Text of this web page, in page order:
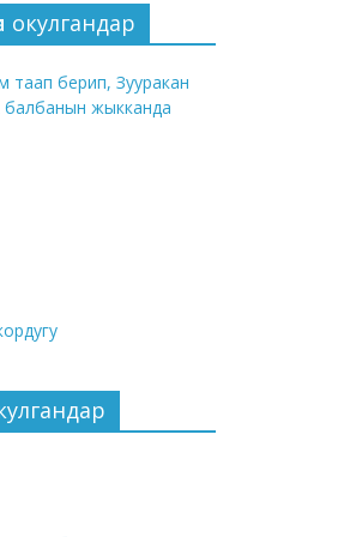
окулгандар
таап берип, Зууракан
балбанын жыкканда